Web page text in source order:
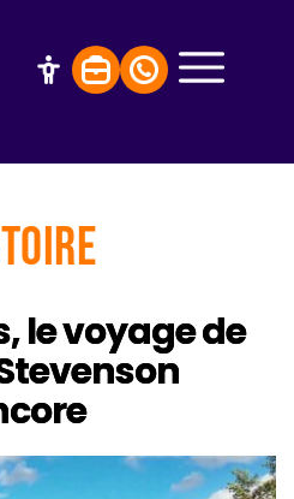
le voyage de